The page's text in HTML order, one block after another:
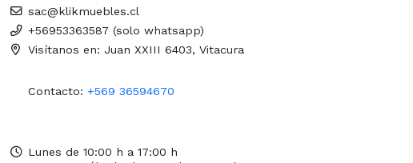
sac@klikmuebles.cl
+56953363587 (solo whatsapp)
Visítanos en: Juan XXIII 6403, Vitacura
Contacto: +569 36594670
Lunes de 10:00 h a 17:00 h